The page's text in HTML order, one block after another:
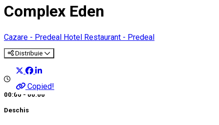
Complex Eden
Cazare - Predeal Hotel Restaurant - Predeal
Distribuie
Copied!
00:00 - 00:00
Deschis